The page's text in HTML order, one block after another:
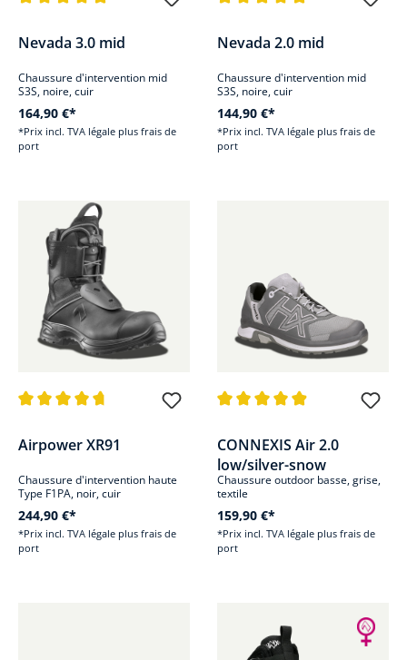
Nevada 3.0 mid
Chaussure d'intervention mid
S3S, noire, cuir
164,90 €*
*Prix incl. TVA légale plus frais de
port
Nevada 2.0 mid
Chaussure d'intervention mid
S3S, noire, cuir
144,90 €*
*Prix incl. TVA légale plus frais de
port
Airpower XR91
Chaussure d'intervention haute
Type F1PA, noir, cuir
244,90 €*
*Prix incl. TVA légale plus frais de
port
CONNEXIS Air 2.0
low/silver-snow
Chaussure outdoor basse, grise,
textile
159,90 €*
*Prix incl. TVA légale plus frais de
port